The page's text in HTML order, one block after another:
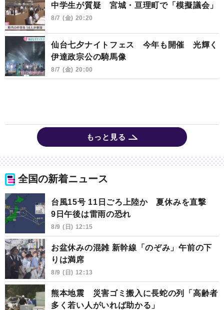
中学生が質疑 宮城・亘理町で「模擬議会」
8/7 (金) 20:20
仙台七夕ナイトフェス 今年も開催 光輝く
伊達政宗公の騎馬像
8/7 (金) 20:00
もっと見る
全国の新着ニュース
台風15号 11日ごろ上陸か 夏休みを直撃
9日午後は雷雨の恐れ
8/9 (日) 12:15
お盆休みの混雑 新幹線「のぞみ」午前の下
りは満席
8/9 (日) 12:13
熊本地震 災害ゴミ搬入に長蛇の列「高齢者
多く若い人がいれば助かる」